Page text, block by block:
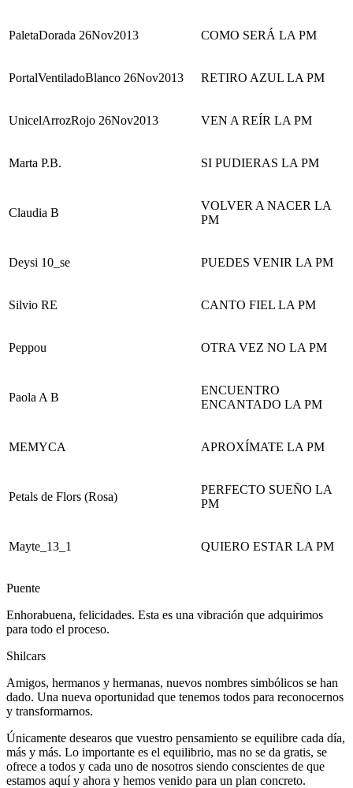
PaletaDorada 26Nov2013 COMO SERÁ LA PM
PortalVentiladoBlanco 26Nov2013 RETIRO AZUL LA PM
UnicelArrozRojo 26Nov2013 VEN A REÍR LA PM
Marta P.B. SI PUDIERAS LA PM
Claudia B
VOLVER A NACER LA
PM
Deysi 10_se PUEDES VENIR LA PM
Silvio RE CANTO FIEL LA PM
Peppou OTRA VEZ NO LA PM
Paola A B
ENCUENTRO
ENCANTADO LA PM
MEMYCA APROXÍMATE LA PM
Petals de Flors (Rosa)
PERFECTO SUEÑO LA
PM
Mayte_13_1 QUIERO ESTAR LA PM
Puente
Enhorabuena, felicidades. Esta es una vibración que adquirimos
para todo el proceso.
Shilcars
Amigos, hermanos y hermanas, nuevos nombres simbólicos se han
dado. Una nueva oportunidad que tenemos todos para reconocernos
y transformarnos.
Únicamente desearos que vuestro pensamiento se equilibre cada día,
más y más. Lo importante es el equilibrio, mas no se da gratis, se
ofrece a todos y cada uno de nosotros siendo conscientes de que
estamos aquí y ahora y hemos venido para un plan concreto.